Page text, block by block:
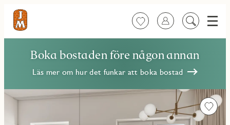
FavoriterLogga in
Sök
Meny
Boka bostaden före någon annan
Läs mer om hur det funkar att boka bostad